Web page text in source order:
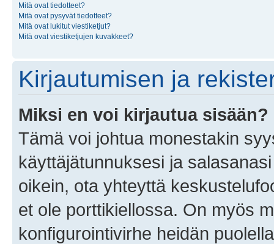
Mitä ovat tiedotteet?
Mitä ovat pysyvät tiedotteet?
Mitä ovat lukitut viestiketjut?
Mitä ovat viestiketjujen kuvakkeet?
Kirjautumisen ja
Miksi en voi kirjautua sisään?
Tämä voi johtua monestakin
käyttäjätunnuksesi ja
oikein, ota yhteyttä
et ole porttikiellossa. On myös
konfigurointivirhe heidän